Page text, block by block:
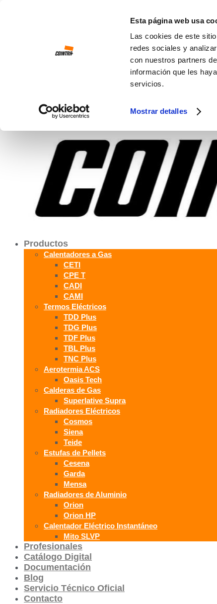
Esta página web usa
Las cookies de este
redes sociales y
con nuestros partners
información que les
servicios.
Mostrar detalles
Productos
Calentadores a Gas
CETI
CPE T
CADI
CAMI
Termos Eléctricos
TDD Plus
TDG Plus
TDF Plus
TBL Plus
TNC Plus
Aerotermia ACS
Oasis Tech
Calderas de Gas
Superlative Supra
Radiadores Eléctricos
Cosmos
Siena
Teide
Estufas de Pellets
Cesena
Garda
Mensa
Radiadores de Aluminio
Orion
Orion HP
Calentador Eléctrico Instantáneo
Mito SLVP
Profesionales
Catálogo Digital
Documentación
Blog
Servicio Técnico Oficial
Contacto